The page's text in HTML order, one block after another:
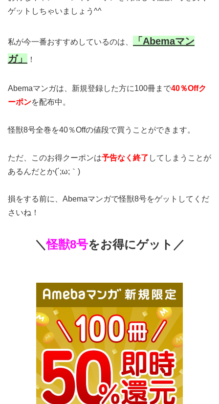
ゲットしちゃいましょう^^
私が今一番おすすめしているのは、
「Abemaマン
ガ」
！
Abemaマンガは、新規登録した方に100冊まで40％Offク
ーポンを配布中。
怪獣8号全巻を40％Offの値段で買うことができます。
ただ、このお得クーポンは予告なく終了 してしまうことが
あるんだとか(´;ω;｀)
損をする前に、Abemaマンガで怪獣8号をゲットしてくだ
さいね！
＼怪獣8号をお得にゲット／